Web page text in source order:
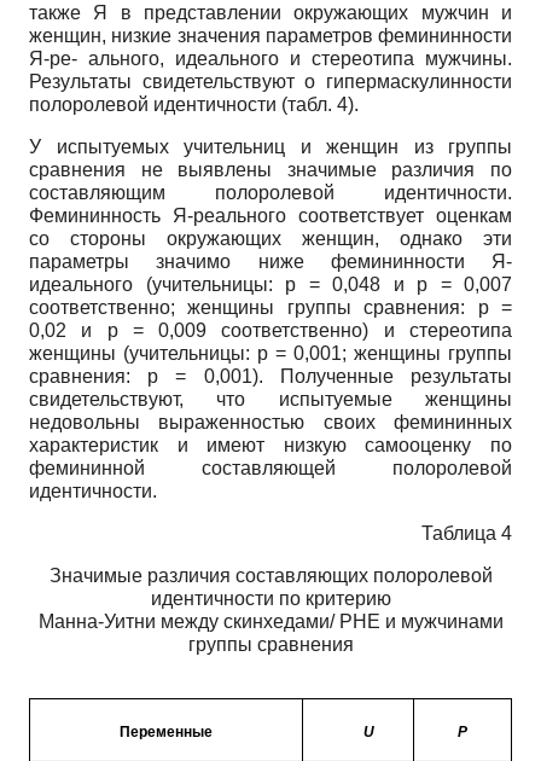
также Я в представлении окружающих мужчин и
женщин, низкие значения параметров фемининности
Я-ре- ального, идеального и стереотипа мужчины.
Результаты свидетельствуют о ги­пермаскулинности
полоролевой идентичности (табл. 4).
У испытуемых учительниц и женщин из группы
сравнения не выявлены значимые различия по
составляющим полоролевой идентичности.
Феминин­ность Я-реального соответствует оценкам
со стороны окружающих женщин, однако эти
параметры значимо ниже фемининности Я-
идеального (учительницы: p = 0,048 и p = 0,007
соответственно; женщины группы сравнения: p=
0,02 и p= 0,009 соответственно) и стереотипа
женщины (учительницы: p = 0,001; женщины группы
сравнения: p = 0,001). Полученные результаты
свидетельствуют, что испытуемые женщины
недовольны выраженностью своих фемининных
характеристик и имеют низкую самооценку по
фемининной составляющей полоролевой
идентичности.
Таблица 4
Значимые различия составляющих полоролевой
идентичности по критерию
Манна-Уитни между скинхедами/ РНЕ и мужчинами
группы сравнения
Переменные U Р